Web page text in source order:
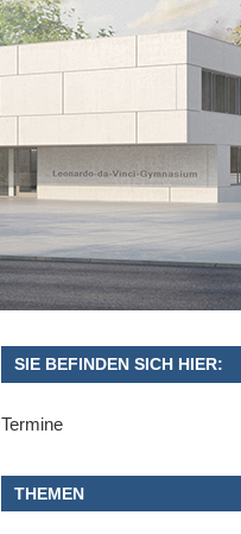
SIE BEFINDEN SICH HIER:
Termine
THEMEN